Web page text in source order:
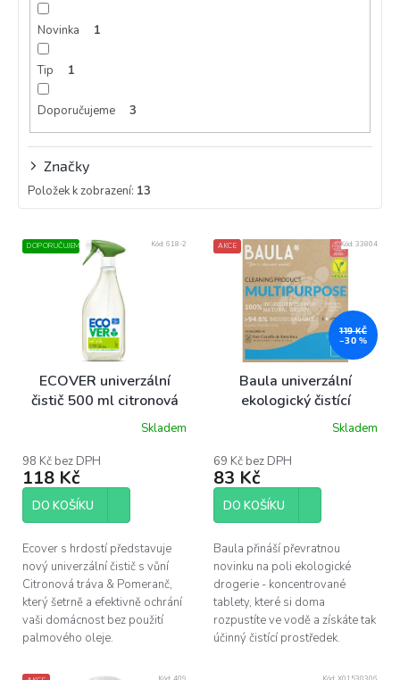
Novinka 1
Tip 1
Doporučujeme 3
Značky
Položek k zobrazení: 13
V
ý
ů
DOPORUČUJEME
ECOVER univerzální
čistič 500 ml citronová
produktu
je
5,0
5
Skladem
98 Kč bez DPH
118 Kč
DO KOŠÍKU
Ecover s hrdostí představuje
nový univerzální čistič s vůní
Citronová tráva & Pomeranč,
který šetrně a efektivně ochrání
vaši domácnost bez použití
palmového oleje.
Kód: 618-2 AKCE
119 KČ
–30 %
Baula univerzální
ekologický čistící
prostředek v tabletách 5
prostředku
Skladem
69 Kč bez DPH
83 Kč
DO KOŠÍKU
Baula přináší převratnou
novinku na poli ekologické
drogerie - koncentrované
tablety, které si doma
rozpustíte ve vodě a získáte tak
účinný čistící prostředek.
Kód: 33804